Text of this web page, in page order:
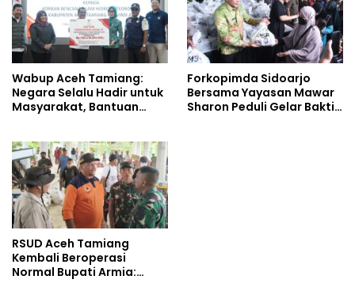
Wabup Aceh Tamiang:
Negara Selalu Hadir untuk
Masyarakat, Bantuan
Forkopimda Sidoarjo
Bersama Yayasan Mawar
Sharon Peduli Gelar Bakti
RSUD Aceh Tamiang
Kembali Beroperasi
Normal Bupati Armia: